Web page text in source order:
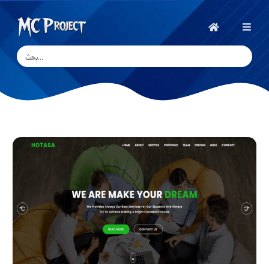
الرئيسية
Project
Official
Store
متجر
الرقمية
وخدمات